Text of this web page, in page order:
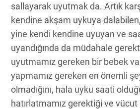
sallayarak uyutmak da. Artık
kendine akşam uykuya
yine kendi kendine uyuyan ve
uyandığında da müdahale
uyutmamız gereken bir bebek
yapmamız gereken en önemli
olmadığını, hala uyku saati
hatırlatmamız gerektiği ve